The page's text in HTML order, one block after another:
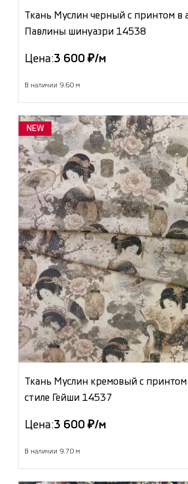
Ткань Муслин черный с принтом в
Павлины шинуазри 14538
Цена:3 600 ₽/м
В наличии 9.60 м
NEW
Ткань Муслин кремовый с принтом
стиле Гейши 14537
Цена:3 600 ₽/м
В наличии 9.70 м